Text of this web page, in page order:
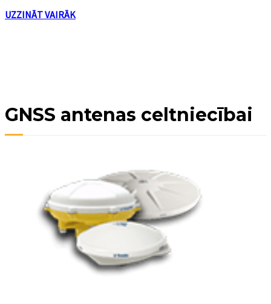
UZZINĀT VAIRĀK
GNSS antenas celtniecībai